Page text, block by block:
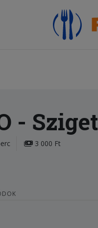
-
3 000 Ft